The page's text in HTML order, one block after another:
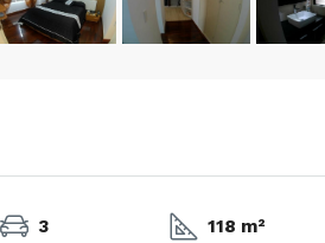
3
118 m²